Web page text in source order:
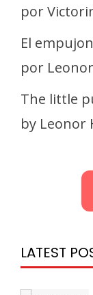
por
El
por
The little
by Leonor
LATEST